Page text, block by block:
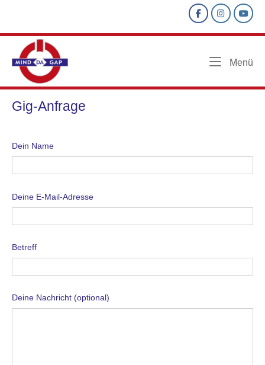
content
Home
Menü
Gig-Anfrage
Dein Name
Deine E-Mail-Adresse
Betreff
Deine Nachricht (optional)